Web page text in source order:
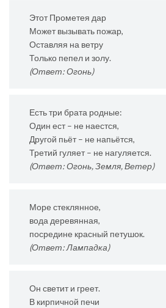
Этот Прометея дар
Может вызывать пожар,
Оставляя на ветру
Только пепел и золу.
(Ответ: Огонь)
Есть три брата родные:
Один ест – не наестся,
Другой пьёт – не напьётся,
Третий гуляет – не нагуляется.
(Ответ: Огонь, Земля, Ветер)
Море стеклянное,
вода деревянная,
посредине красный петушок.
(Ответ: Лампадка)
Он светит и греет.
В кирпичной печи